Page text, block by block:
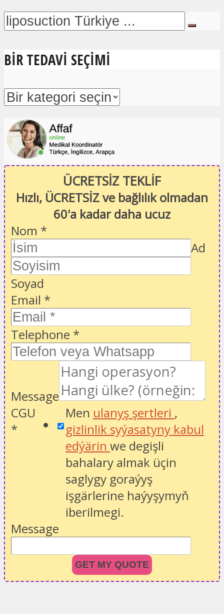
BIR TEDAVI SEÇIMI
ÜCRETSİZ TEKLİF
Hızlı, ÜCRETSİZ ve bağlılık olmadan
60'a kadar daha ucuz
Nom *
Ad
Soyad
Email *
Telephone *
Message
CGU
*
Men ulanyş şertleri ,
gizlinlik syýasatyny kabul
edýärin we degişli
bahalary almak üçin
saglygy goraýyş
işgärlerine haýyşymyň
iberilmegi.
Message
GET MY QUOTE